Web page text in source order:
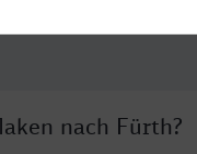
nach Fürth?